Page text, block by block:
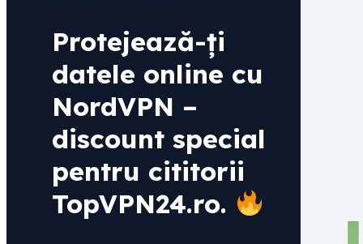
Protejează-ți
datele online cu
NordVPN –
discount special
pentru cititorii
TopVPN24.ro.